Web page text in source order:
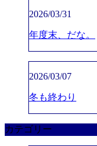
2026/03/31
年度末、だな。
2026/03/07
冬も終わり
カテゴリー